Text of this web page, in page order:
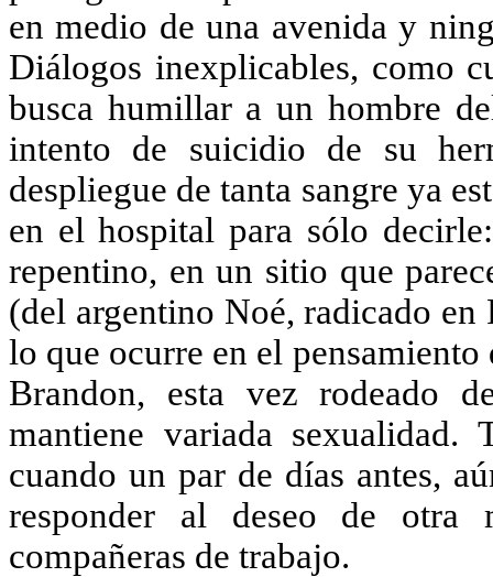
en medio de una avenida y
Diálogos inexplicables, como
busca humillar a un hombre
intento de suicidio de su
despliegue de tanta sangre ya
en el hospital para sólo
repentino, en un sitio que
(del argentino Noé, radicado en
lo que ocurre en el
Brandon, esta vez rodeado
mantiene variada
cuando un par de días antes,
responder al deseo de
compañeras de trabajo.